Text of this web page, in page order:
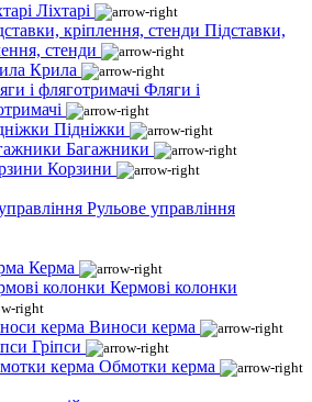
Ліхтарі
Підставки,
стенди
Крила
Фляги і
Підніжки
Багажники
Корзини
Рульове управління
Керма
Кермові колонки
Виноси керма
Гріпси
Обмотки керма